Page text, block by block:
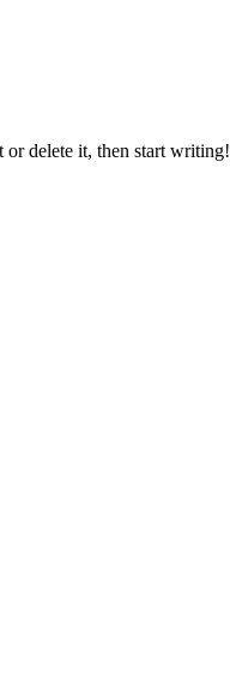
or delete it, then start writing!